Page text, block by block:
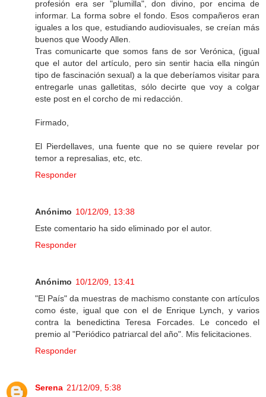
profesión era ser "plumilla", don divino, por encima de
informar. La forma sobre el fondo. Esos compañeros eran
iguales a los que, estudiando audiovisuales, se creían más
buenos que Woody Allen.
Tras comunicarte que somos fans de sor Verónica, (igual
que el autor del artículo, pero sin sentir hacia ella ningún
tipo de fascinación sexual) a la que deberíamos visitar para
entregarle unas galletitas, sólo decirte que voy a colgar
este post en el corcho de mi redacción.
Firmado,
El Pierdellaves, una fuente que no se quiere revelar por
temor a represalias, etc, etc.
Responder
Anónimo 10/12/09, 13:38
Este comentario ha sido eliminado por el autor.
Responder
Anónimo 10/12/09, 13:41
"El País" da muestras de machismo constante con artículos
como éste, igual que con el de Enrique Lynch, y varios
contra la benedictina Teresa Forcades. Le concedo el
premio al "Periódico patriarcal del año". Mis felicitaciones.
Responder
Serena 21/12/09, 5:38